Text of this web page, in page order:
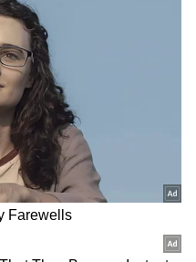
వరుసగా ఐదు
ఈ ఘోర
ప్రధాన కారణాలను
కోసం ఏసియానెట్ తెలుగు
ఎంచుకోండి